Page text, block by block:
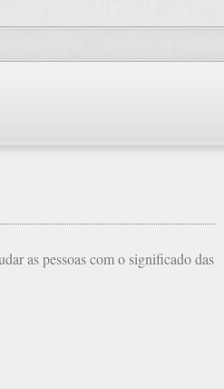
as pessoas com o significado das